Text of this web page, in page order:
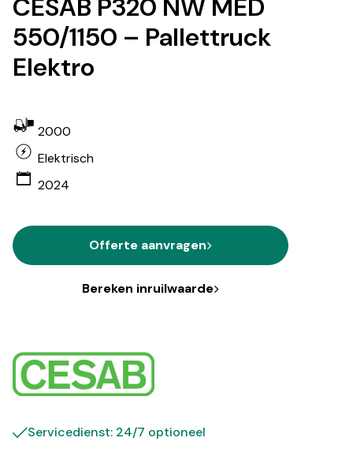
CESAB P320 NW MED
550/1150 – Pallettruck
Elektro
2000
Elektrisch
2024
Offerte aanvragen
Bereken inruilwaarde
Servicedienst: 24/7 optioneel